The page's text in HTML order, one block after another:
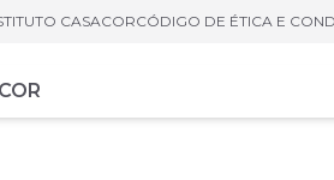
CASACORCÓDIGO DE ÉTICA E